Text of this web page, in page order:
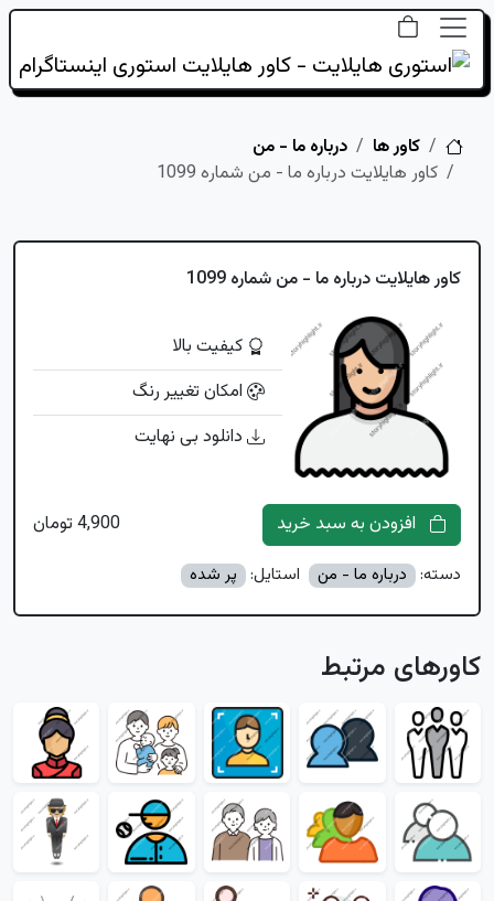
خانهکاور ها
درباره ما - من
کاور هایلایت درباره ما - من شماره 1099
کاور هایلایت درباره ما - من شماره 1099
کیفیت بالا
امکان تغییر رنگ
دانلود بی نهایت
4,900 تومان
دسته: درباره ما - من استایل: پر شده
کاورهای مرتبط